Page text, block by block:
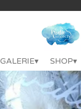
GALERIE SHOP